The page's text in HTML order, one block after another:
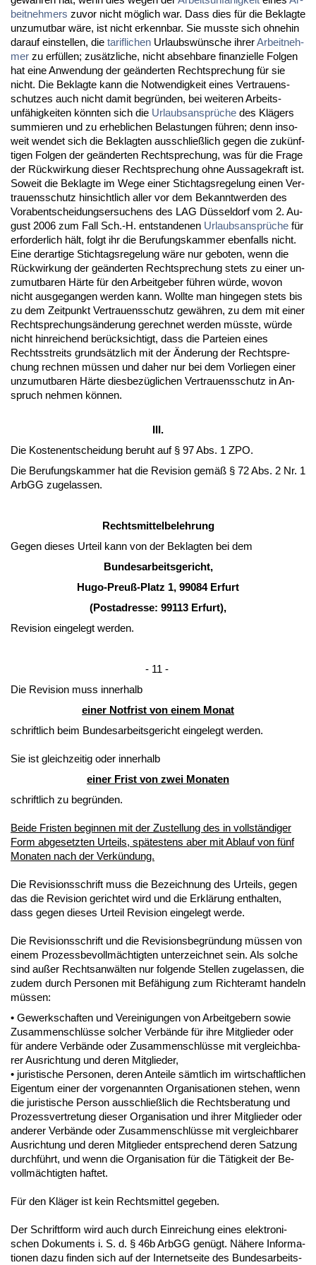
beit­neh­mers zu­vor nicht möglich war. Dass dies für die Be­klag­te
un­zu­mut­bar wäre, ist nicht er­kenn­bar. Sie muss­te sich oh­ne­hin
dar­auf ein­stel­len, die ta­rif­li­chen Ur­laubswünsche ih­rerAr­beit­neh­
mer zu erfüllen; zusätz­li­che, nicht ab­seh­ba­re fi­nan­zi­el­le Fol­gen
hat ei­ne An­wen­dung der geänder­ten Recht­spre­chung für sie
nicht. Die Be­klag­te kann die Not­wen­dig­keit ei­nes Ver­trau­ens­
schut­zes auch nicht da­mit be­gründen, bei wei­te­ren Ar­beits­
unfähig­kei­ten könn­ten sich die Ur­laubs­ansprüche des Klägers
sum­mie­ren und zu er­heb­li­chen Be­las­tun­gen führen; denn in­so­
weit wen­det sich die Be­klag­ten aus­sch­ließlich ge­gen die zukünf­
ti­gen Fol­gen der geänder­ten Recht­spre­chung, was für die Fra­ge
der Rück­wir­kung die­ser Recht­spre­chung oh­ne Aus­sa­ge­kraft ist.
So­weit die Be­klag­te im We­ge ei­ner Stich­tags­re­ge­lung ei­nen Ver­
trau­ens­schutz hin­sicht­lich al­ler vor dem Be­kannt­wer­den des
Vor­ab­ent­schei­dungs­er­su­chens des LAG Düssel­dorf vom 2. Au­
gust 2006 zum Fall Sch.-H. ent­stan­de­nen Ur­laubs­ansprüche für
er­for­der­lich hält, folgt ihr die Be­ru­fungs­kam­mer eben­falls nicht.
Ei­ne der­ar­ti­ge Stich­tags­re­ge­lung wäre nur ge­bo­ten, wenn die
Rück­wir­kung der geänder­ten Recht­spre­chung stets zu ei­ner un­
zu­mut­ba­ren Härte für den Ar­beit­ge­ber führen würde, wo­von
nicht aus­ge­gan­gen wer­den kann. Woll­te man hin­ge­gen stets bis
zu dem Zeit­punkt Ver­trau­ens­schutz gewähren, zu dem mit ei­ner
Recht­spre­chungsände­rung ge­rech­net wer­den müss­te, würde
nicht hin­rei­chend berück­sich­tigt, dass die Par­tei­en ei­nes
Rechts­streits grundsätz­lich mit der Ände­rung der Recht­spre­
chung rech­nen müssen und da­her nur bei dem Vor­lie­gen ei­ner
un­zu­mut­ba­ren Härte dies­bezügli­chen Ver­trau­ens­schutz in An­
spruch neh­men können.
III.
Die Kos­ten­ent­schei­dung be­ruht auf § 97 Abs. 1 ZPO.
Die Be­ru­fungs­kam­mer hat die Re­vi­si­on gemäß § 72 Abs. 2 Nr. 1
ArbGG zu­ge­las­sen.
Rechts­mit­tel­be­leh­rung
Ge­gen die­ses Ur­teil kann von der Be­klag­ten bei dem
Bun­des­ar­beits­ge­richt,
Hu­go-Preuß-Platz 1, 99084 Er­furt
(Post­adres­se: 99113 Er­furt),
Re­vi­si­on ein­ge­legt wer­den.
- 11 -
Die Re­vi­si­on muss in­ner­halb
ei­ner Not­frist von ei­nem Mo­nat
schrift­lich beim Bun­des­ar­beits­ge­richt ein­ge­legt wer­den.
Sie ist gleich­zei­tig oder in­ner­halb
ei­ner Frist von zwei Mo­na­ten
schrift­lich zu be­gründen.
Bei­de Fris­ten be­gin­nen mit der Zu­stel­lung des in vollständi­ger
Form ab­ge­setz­ten Ur­teils, spätes­tens aber mit Ab­lauf von fünf
Mo­na­ten nach der Verkündung.
Die Re­vi­si­ons­schrift muss die Be­zeich­nung des Ur­teils, ge­gen
das die Re­vi­si­on ge­rich­tet wird und die Erklärung ent­hal­ten,
dass ge­gen die­ses Ur­teil Re­vi­si­on ein­ge­legt wer­de.
Die Re­vi­si­ons­schrift und die Re­vi­si­ons­be­gründung müssen von
ei­nem Pro­zess­be­vollmäch­tig­ten un­ter­zeich­net sein. Als sol­che
sind außer Rechts­anwälten nur fol­gen­de Stel­len zu­ge­las­sen, die
zu­dem durch Per­so­nen mit Befähi­gung zum Rich­ter­amt han­deln
müssen:
• Ge­werk­schaf­ten und Ver­ei­ni­gun­gen von Ar­beit­ge­bern so­wie
Zu­sam­men­schlüsse sol­cher Verbände für ih­re Mit­glie­der oder
für an­de­re Verbände oder Zu­sam­men­schlüsse mit ver­gleich­ba­
rer Aus­rich­tung und de­ren Mit­glie­der,
• ju­ris­ti­sche Per­so­nen, de­ren An­tei­le sämt­lich im wirt­schaft­li­chen
Ei­gen­tum ei­ner der vor­ge­nann­ten Or­ga­ni­sa­tio­nen ste­hen, wenn
die ju­ris­ti­sche Per­son aus­sch­ließlich die Rechts­be­ra­tung und
Pro­zess­ver­tre­tung die­ser Or­ga­ni­sa­ti­on und ih­rer Mit­glie­der oder
an­de­rer Verbände oder Zu­sam­men­schlüsse mit ver­gleich­ba­rer
Aus­rich­tung und de­ren Mit­glie­der ent­spre­chend de­ren Sat­zung
durchführt, und wenn die Or­ga­ni­sa­ti­on für die Tätig­keit der Be­
vollmäch­tig­ten haf­tet.
Für den Kläger ist kein Rechts­mit­tel ge­ge­ben.
Der Schrift­form wird auch durch Ein­rei­chung ei­nes elek­tro­ni­
schen Do­ku­ments i. S. d. § 46b ArbGG genügt. Nähe­re In­for­ma­
tio­nen da­zu fin­den sich auf der In­ter­net­sei­te des Bun­des­ar­beits­